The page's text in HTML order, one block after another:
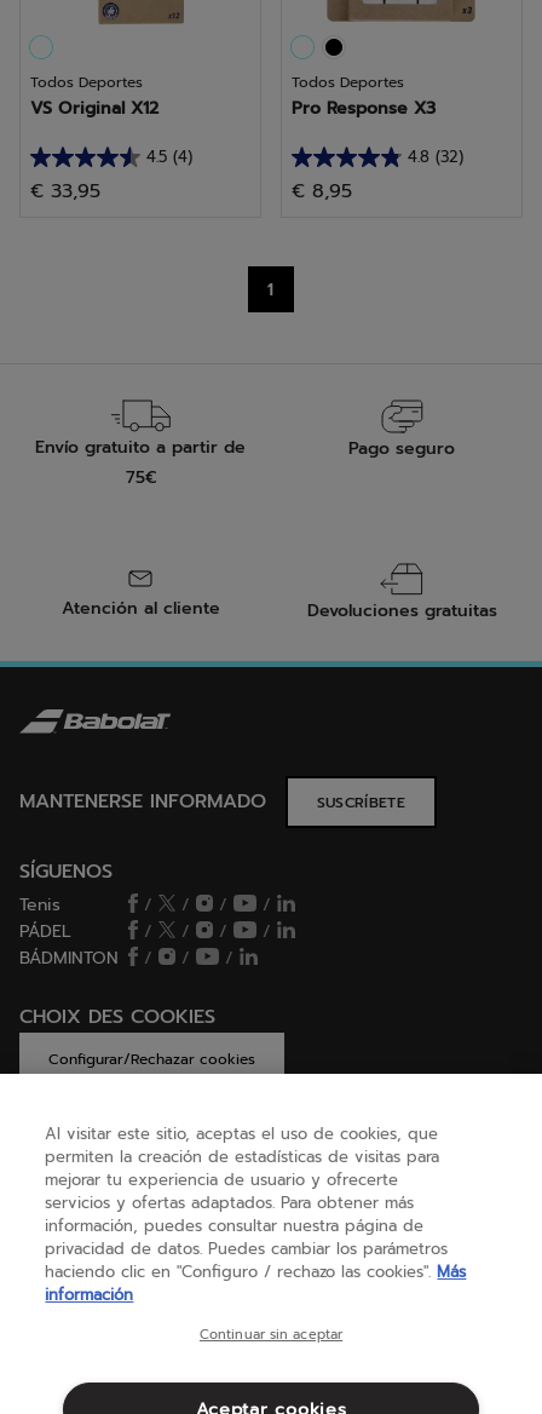
Todos Deportes
VS Original X12
4.5 (4)
4.5
de
€ 33,95
Todos Deportes
Pro Response X3
4.8 (32)
4.8
de
estrellas.
reseñas
€ 8,95
1
Envío gratuito a partir de
75€
Pago seguro
Atención al cliente Devoluciones gratuitas
MANTENERSE INFORMADO SUSCRÍBETE
SÍGUENOS
Tenis / / /
/
PÁDEL
/ / /
/
BÁDMINTON
/ / /
CHOIX DES COOKIES
Configurar/Rechazar cookies
AYUDA
SOBRE NOSOTROS
Al visitar este sitio, aceptas el uso de cookies, que
permiten la creación de estadísticas de visitas para
mejorar tu experiencia de usuario y ofrecerte
servicios y ofertas adaptados. Para obtener más
información, puedes consultar nuestra página de
privacidad de datos. Puedes cambiar los parámetros
haciendo clic en "Configuro / rechazo las cookies". Más
información
Continuar sin aceptar